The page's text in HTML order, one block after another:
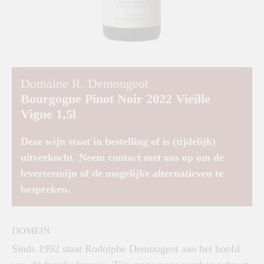
Domaine R. Demougeot
Bourgogne Pinot Noir 2022 Vieille
Vigne 1,5l
Deze wijn staat in bestelling of is (tijdelijk)
uitverkocht. Neem contact met ons op om de
levertermijn of de mogelijke alternatieven te
bespreken.
DOMEIN
Sinds 1992 staat Rodolphe Demougeot aan het hoofd